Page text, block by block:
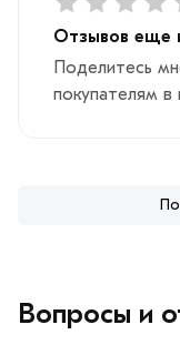
Отзывов еще
Поделитесь
покупателям в
Вопросы и